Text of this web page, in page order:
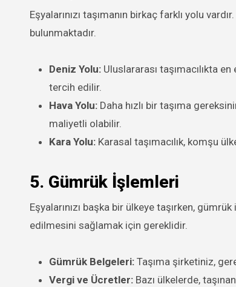
Eşyalarınızı taşımanın birkaç farklı yolu
bulunmaktadır.
Deniz Yolu: Uluslararası taşımacılıkta
tercih edilir.
Hava Yolu: Daha hızlı bir taşıma
maliyetli olabilir.
Kara Yolu: Karasal taşımacılık, komşu
5. Gümrük İşlemleri
Eşyalarınızı başka bir ülkeye taşırken,
edilmesini sağlamak için gereklidir.
Gümrük Belgeleri: Taşıma şirketiniz,
Vergi ve Ücretler: Bazı ülkelerde,